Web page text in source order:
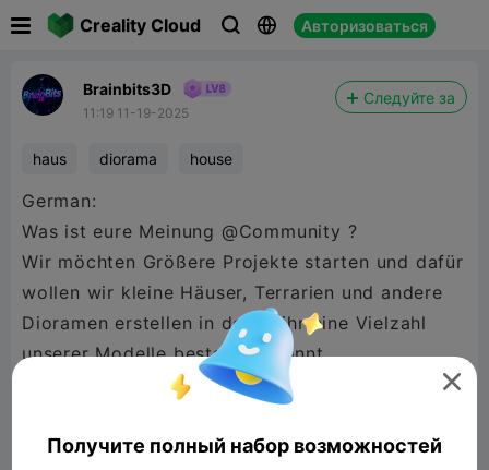
Creality Cloud   Авторизоваться
Brainbits3D
11:19 11-19-2025
Следуйте за
haus diorama house
German:
Was ist eure Meinung @Community ?
Wir möchten Größere Projekte starten und dafür
wollen wir kleine Häuser, Terrarien und andere
Dioramen erstellen in denen ihr eine Vielzahl
unserer Modelle bestaunen könnt.
Würde euch eine Sammlung in einem
Ist das vielleicht sogar zu viel des guten ?

Получите полный набор возможностей